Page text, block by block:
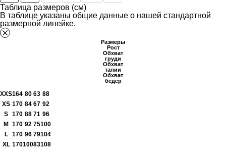
Таблица размеров (см)
В таблице указаны общие данные о нашей стандартной
размерной линейке.
Размеры
Рост
Обхват
груди
Обхват
талии
Обхват
бедер
XXS164 80 63 88
XS 170 84 67 92
S 170 88 71 96
M
170 92 75100
L
170 96 79104
XL 17010083108